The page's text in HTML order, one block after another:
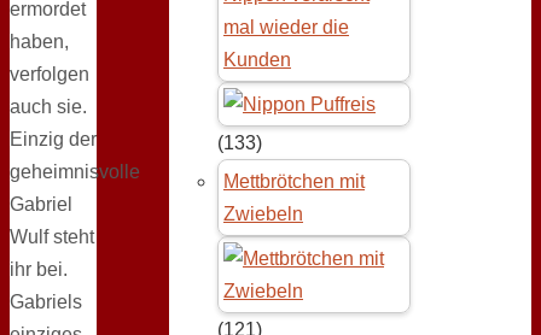
ermordet
haben,
verfolgen
auch sie.
Einzig der
geheimnisvolle
Gabriel
Wulf steht
ihr bei.
Gabriels
mal wieder die
Kunden
(133)
Mettbrötchen mit
Zwiebeln
(121)